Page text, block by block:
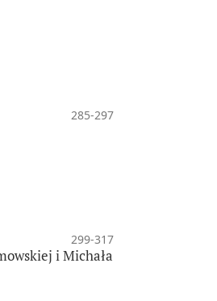
285-297
299-317
i Michała